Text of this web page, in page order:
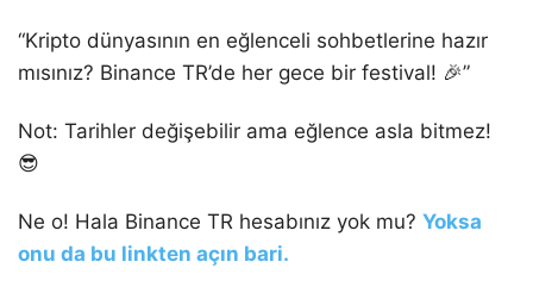
“Kripto dünyasının en eğlenceli sohbetlerine hazır
mısınız? Binance TR’de her gece bir festival! 🎉”
Not: Tarihler değişebilir ama eğlence asla bitmez!
😎
Ne o! Hala Binance TR hesabınız yok mu? Yoksa
onu da bu linkten açın bari.